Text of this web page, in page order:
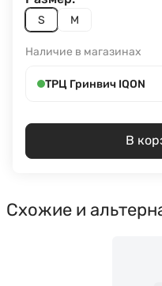
S M
Наличие в магазинах
ТРЦ Гринвич IQON
В
Схожие и